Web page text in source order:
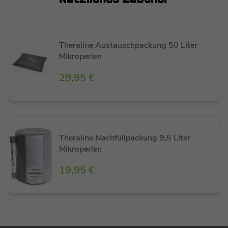
Das Nachfüllset sowie Hinweise zum
Auffüllen Eures Kissens findet Ihr hier:
Theraline Austauschpackung 50 Liter
Mikroperlen
29,95 €
Theraline Nachfüllpackung 9,5 Liter
Mikroperlen
19,95 €